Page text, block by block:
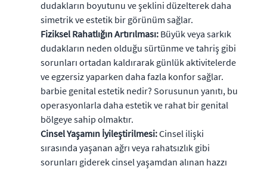
dudakların boyutunu ve şeklini düzelterek daha
simetrik ve estetik bir görünüm sağlar.
Fiziksel Rahatlığın Artırılması: Büyük veya sarkık
dudakların neden olduğu sürtünme ve tahriş gibi
sorunları ortadan kaldırarak günlük aktivitelerde
ve egzersiz yaparken daha fazla konfor sağlar.
barbie genital estetik nedir? Sorusunun yanıtı, bu
operasyonlarla daha estetik ve rahat bir genital
bölgeye sahip olmaktır.
Cinsel Yaşamın İyileştirilmesi:Cinsel ilişki
sırasında yaşanan ağrı veya rahatsızlık gibi
sorunları giderek cinsel yaşamdan alınan hazzı